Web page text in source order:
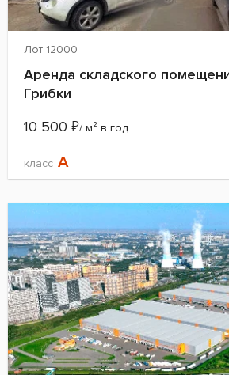
Лот 12000
Аренда складского
Грибки
10 500 ₽/ м² в год
класс A